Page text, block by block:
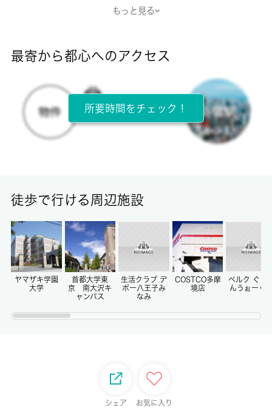
所在階
2階 / 2階建
-
償却/敷引
-/-
もっと見る
最寄から都心へのアクセス
所要時間をチェック！
徒歩で行ける周辺施設
ヤマザキ学園
大学
首都大学東
京 南大沢キ
ャンパス
生活クラブ デ
ポー八王子み
なみ
COSTCO多摩
境店
ベルク ぐり
んうぉーく
シェア お気に入り